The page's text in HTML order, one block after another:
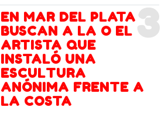
3
EN MAR DEL PLATA
BUSCAN A LA O EL
ARTISTA QUE
INSTALÓ UNA
ESCULTURA
ANÓNIMA FRENTE A
LA COSTA